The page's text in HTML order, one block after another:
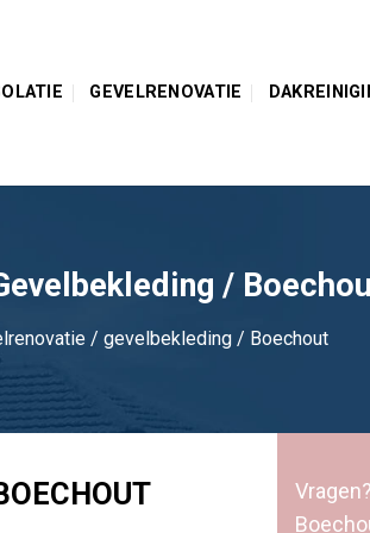
GEVELRENOVATIE
/
/ gevelbekleding / Boechout